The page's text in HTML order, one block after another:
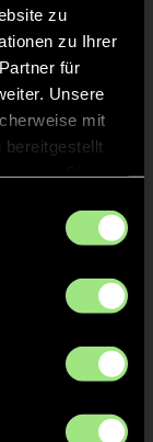
zu
zu Ihrer
für
Unsere
mit
bereitgestellt